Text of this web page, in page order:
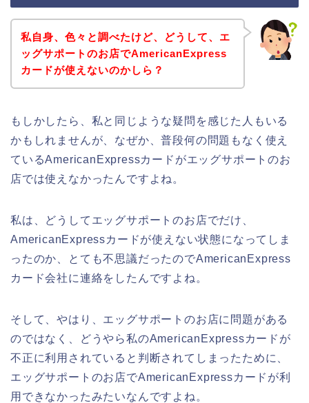
私自身、色々と調べたけど、どうして、エ
ッグサポートのお店でAmericanExpress
カードが使えないのかしら？
もしかしたら、私と同じような疑問を感じた人もいる
かもしれませんが、なぜか、普段何の問題もなく使え
ているAmericanExpressカードがエッグサポートのお
店では使えなかったんですよね。
私は、どうしてエッグサポートのお店でだけ、
AmericanExpressカードが使えない状態になってしま
ったのか、とても不思議だったのでAmericanExpress
カード会社に連絡をしたんですよね。
そして、やはり、エッグサポートのお店に問題がある
のではなく、どうやら私のAmericanExpressカードが
不正に利用されていると判断されてしまったために、
エッグサポートのお店でAmericanExpressカードが利
用できなかったみたいなんですよね。